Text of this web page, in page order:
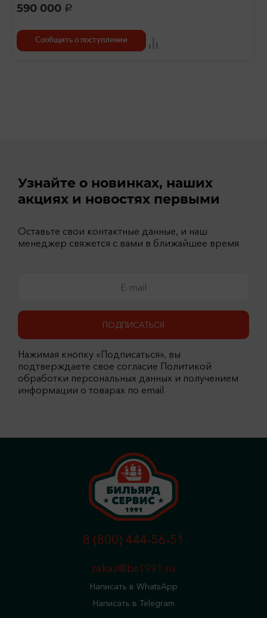
590 000 a
Сообщить о поступлении
Узнайте о новинках, наших
акциях и новостях первыми
Оставьте свои контактные данные, и наш
менеджер свяжется с вами в ближайшее время
ПОДПИСАТЬСЯ
Нажимая кнопку «Подписаться», вы
подтверждаете свое согласие Политикой
обработки персональных данных и получением
информации о товарах по email
8 (800) 444-56-51
zakaz@bs1991.ru
Написать в WhatsApp
Написать в Telegram